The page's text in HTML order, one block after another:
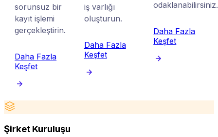
sorunsuz bir
kayıt işlemi
gerçekleştirin.
Daha Fazla
Keşfet
iş varlığı
oluşturun.
Daha Fazla
Keşfet
odaklanabilirsiniz.
Daha Fazla
Keşfet
Şirket Kuruluşu